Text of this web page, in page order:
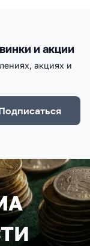
и акции
акциях и